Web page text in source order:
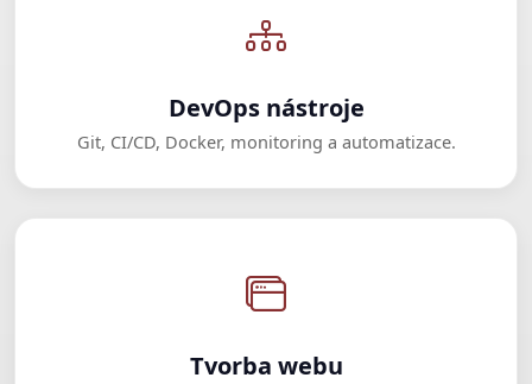
DevOps nástroje
Git, CI/CD, Docker, monitoring a automatizace.
Tvorba webu